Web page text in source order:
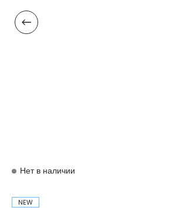
ПЛЯЖНАЯ ОДЕЖДА
АКСЕССУАРЫ
Нет в наличии
NEW